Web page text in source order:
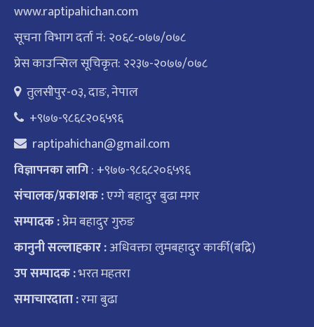
www.raptipahichan.com
सूचना विभाग दर्ता नं: २०६८-०७७/०७८
प्रेस काउन्सिल सूचिकृत: २२३७-२०७७/०७८
तुलसीपुर-०३, दाङ, नेपाल
+९७७-९८६८२०६५९६
raptipahichan@gmail.com
विज्ञापनका लागि: +९७७-९८६८२०६५९६
संचालक/प्रकाशक :एग्गे बहादुर बुढा मगर
सम्पादक :प्रेम बहादुर गुरुङ
कानुनी सल्लाहकार :अधिवक्ता लुमबहादुर कार्की(बद्रि)
उप सम्पादक :भरत महतरा
समाचारदाता :रमा बुढा